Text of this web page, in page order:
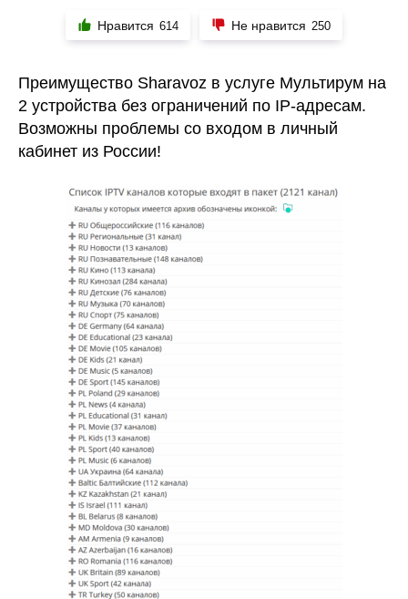
Нравится 614 Не нравится 250
Преимущество Sharavoz в услуге Мультирум на
2 устройства без ограничений по IP-адресам.
Возможны проблемы со входом в личный
кабинет из России!